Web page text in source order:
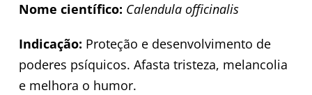
Nome científico: Calendula officinalis
Indicação: Proteção e desenvolvimento de
poderes psíquicos. Afasta tristeza, melancolia
e melhora o humor.